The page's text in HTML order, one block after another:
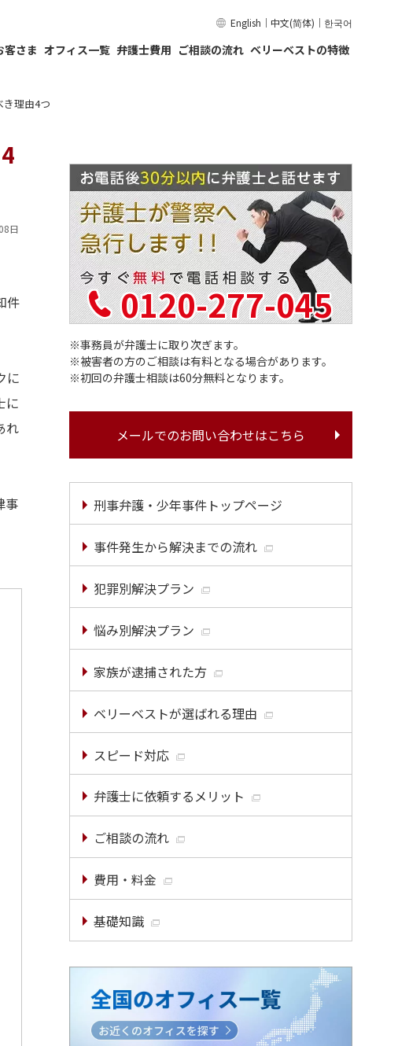
English ｜ 中文(简体) ｜ 한국어
客さま オフィス一覧 弁護士費用 ご相談の流れ ベリーベストの特徴
理由4つ
日
件
に
に
れ
事
0120-277-045
事務員が弁護士に取り次ぎます。
被害者の方のご相談は有料となる場合があります。
初回の弁護士相談は60分無料となります。
メールでのお問い合わせはこちら
刑事弁護・少年事件トップページ
事件発生から解決までの流れ
犯罪別解決プラン
悩み別解決プラン
家族が逮捕された方
ベリーベストが選ばれる理由
スピード対応
弁護士に依頼するメリット
ご相談の流れ
費用・料金
基礎知識